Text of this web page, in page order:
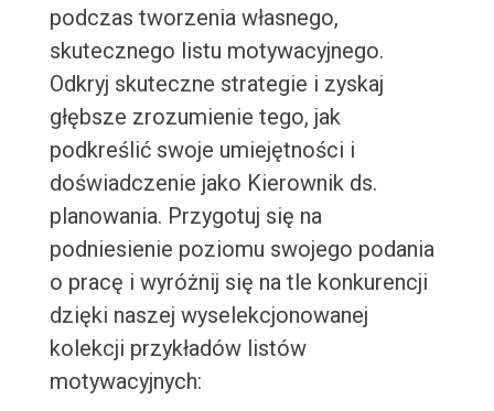
podczas tworzenia własnego,
skutecznego listu motywacyjnego.
Odkryj skuteczne strategie i zyskaj
głębsze zrozumienie tego, jak
podkreślić swoje umiejętności i
doświadczenie jako Kierownik ds.
planowania. Przygotuj się na
podniesienie poziomu swojego podania
o pracę i wyróżnij się na tle konkurencji
dzięki naszej wyselekcjonowanej
kolekcji przykładów listów
motywacyjnych: